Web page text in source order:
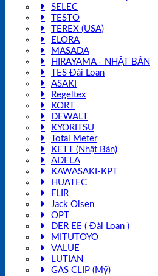
SELEC
TESTO
TEREX (USA)
ELORA
MASADA
HIRAYAMA - NHẬT BẢN
TES Đài Loan
ASAKI
Regeltex
KORT
DEWALT
KYORITSU
Total Meter
KETT (Nhật Bản)
ADELA
KAWASAKI-KPT
HUATEC
FLIR
Jack Olsen
OPT
DER EE ( Đài Loan )
MITUTOYO
VALUE
LUTIAN
GAS CLIP (Mỹ)